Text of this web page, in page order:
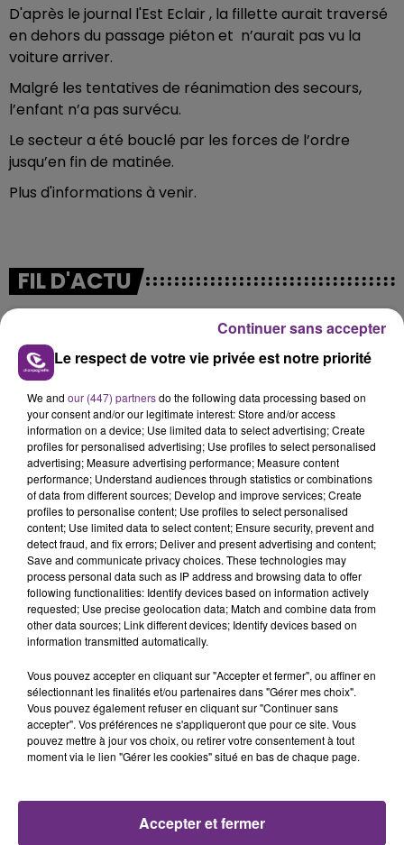
D'après le journal l'Est Eclair , la fillette aurait traversé
en dehors du passage piéton et n’aurait pas vu la
voiture arriver.
Malgré les tentatives de réanimation des secours,
l’enfant n’a pas survécu.
Le secteur a été bouclé par les forces de l’ordre
jusqu’en fin de matinée.
Plus d'informations à venir.
FIL D'ACTU
6 août 2026
SI TOUT LE MONDE FAIT ÇA, MOI L'ANNÉE
PROCHAINE JE VENDANGE EN...
La vendange en Champagne a débuté ce jeudi 6
août dans la commune de Montgueux (Aube). Du
jamais vu !
6 août 2026
L'INSPECTION DU TRAVAIL RAPPELLE À
L'ORDRE SUR LES CONDITIONS DE...
Alors que les dates de début des vendange 2026
s'est avéré être plus précoce que prévu,
TITRES DIFFUSÉS
Le respect de votre vie privée est notre priorité
We and our (447) partnersdo the following data processing based on
your consent and/or our legitimate interest: Store and/or access
information on a device; Use limited data to select advertising; Create
profiles for personalised advertising; Use profiles to select personalised
advertising; Measure advertising performance; Measure content
performance; Understand audiences through statistics or combinations
of data from different sources; Develop and improve services; Create
profiles to personalise content; Use profiles to select personalised
content; Use limited data to select content; Ensure security, prevent and
detect fraud, and fix errors; Deliver and present advertising and content;
Save and communicate privacy choices. These technologies may
process personal data such as IP address and browsing data to offer
following functionalities: Identify devices based on information actively
requested; Use precise geolocation data; Match and combine data from
other data sources; Link different devices; Identify devices based on
information transmitted automatically.
Vous pouvez accepter en cliquant sur "Accepter et fermer", ou affiner en
sélectionnant les finalités et/ou partenaires dans "Gérer mes choix".
Vous pouvez également refuser en cliquant sur "Continuer sans
accepter". Vos préférences ne s'appliqueront que pour ce site. Vous
pouvez mettre à jour vos choix, ou retirer votre consentement à tout
moment via le lien "Gérer les cookies" situé en bas de chaque page.
Accepter et fermer
Continuer sans accepter